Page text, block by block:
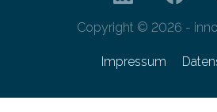
Copyright © 2026 -
Impressum